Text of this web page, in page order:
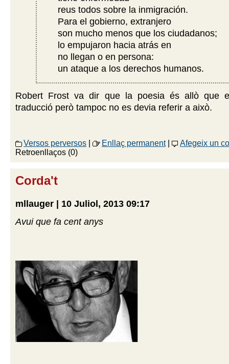
reus todos sobre la inmigración.
Para el gobierno, extranjero
son mucho menos que los ciudadanos;
lo empujaron hacia atrás en
no llegan o en persona:
un ataque a los derechos humanos.
Robert Frost va dir que la poesia és allò que
traducció però tampoc no es devia referir a això.
Versos perversos Enllaç permanent|
Afegeix un
Retroenllaços (0)
Corda't
mllauger | 10 Juliol, 2013 09:17
Avui que fa cent anys